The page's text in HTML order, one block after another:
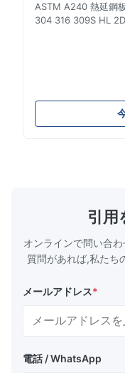
ASTM A240 熱延鋼
304 316 309S HL
500-2000mm 長さ
ASME, ASTM, EN,
304, 304L, 310S,
引用
オンラインで問い合
質問があれば,私たち
メールアドレス*
電話 / WhatsApp